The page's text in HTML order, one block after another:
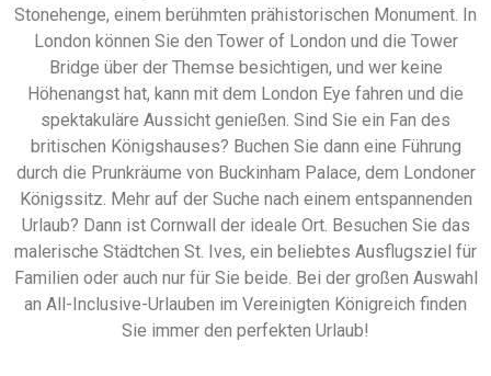
Stonehenge, einem berühmten prähistorischen Monument. In
London können Sie den Tower of London und die Tower
Bridge über der Themse besichtigen, und wer keine
Höhenangst hat, kann mit dem London Eye fahren und die
spektakuläre Aussicht genießen. Sind Sie ein Fan des
britischen Königshauses? Buchen Sie dann eine Führung
durch die Prunkräume von Buckinham Palace, dem Londoner
Königssitz. Mehr auf der Suche nach einem entspannenden
Urlaub? Dann ist Cornwall der ideale Ort. Besuchen Sie das
malerische Städtchen St. Ives, ein beliebtes Ausflugsziel für
Familien oder auch nur für Sie beide. Bei der großen Auswahl
an All-Inclusive-Urlauben im Vereinigten Königreich finden
Sie immer den perfekten Urlaub!